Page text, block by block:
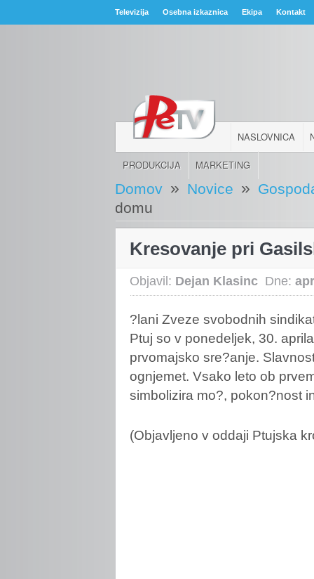
Televizija Osebna izkaznica Ekipa Kontakt
NASLOVNICA
PRODUKCIJA MARKETING
Domov » Novice »
domu
Kresovanje pri
Objavil: Dejan Klasinc Dne:
?lani Zveze svobodnih
Ptuj so v ponedeljek, 30.
prvomajsko sre?anje.
ognjemet. Vsako leto ob
simbolizira mo?, pokon?nost
(Objavljenov oddaji Ptujska